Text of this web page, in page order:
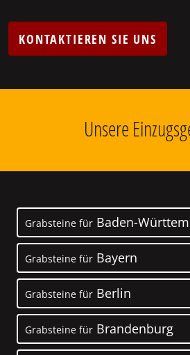
KONTAKTIEREN SIE UNS
Unsere
Grabsteine für Baden-
Grabsteine für Bayern
Grabsteine für Berlin
Grabsteine für Brandenburg